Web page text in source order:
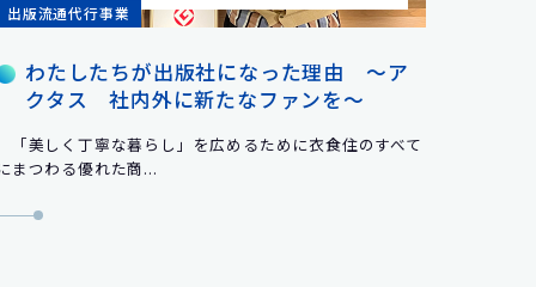
出版流通代行事業
わたしたちが出版社になった理由 ～ア
クタス 社内外に新たなファンを～
「美しく丁寧な暮らし」を広めるために衣食住のすべて
まつわる優れた商...